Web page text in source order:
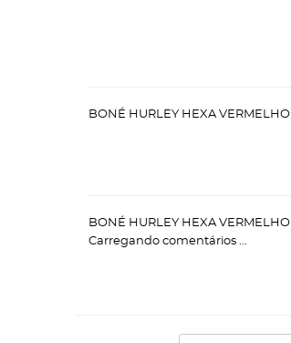
BONÉ HURLEY HEXA VERMELHO
BONÉ HURLEY HEXA VERMELHO
Carregando comentários ...